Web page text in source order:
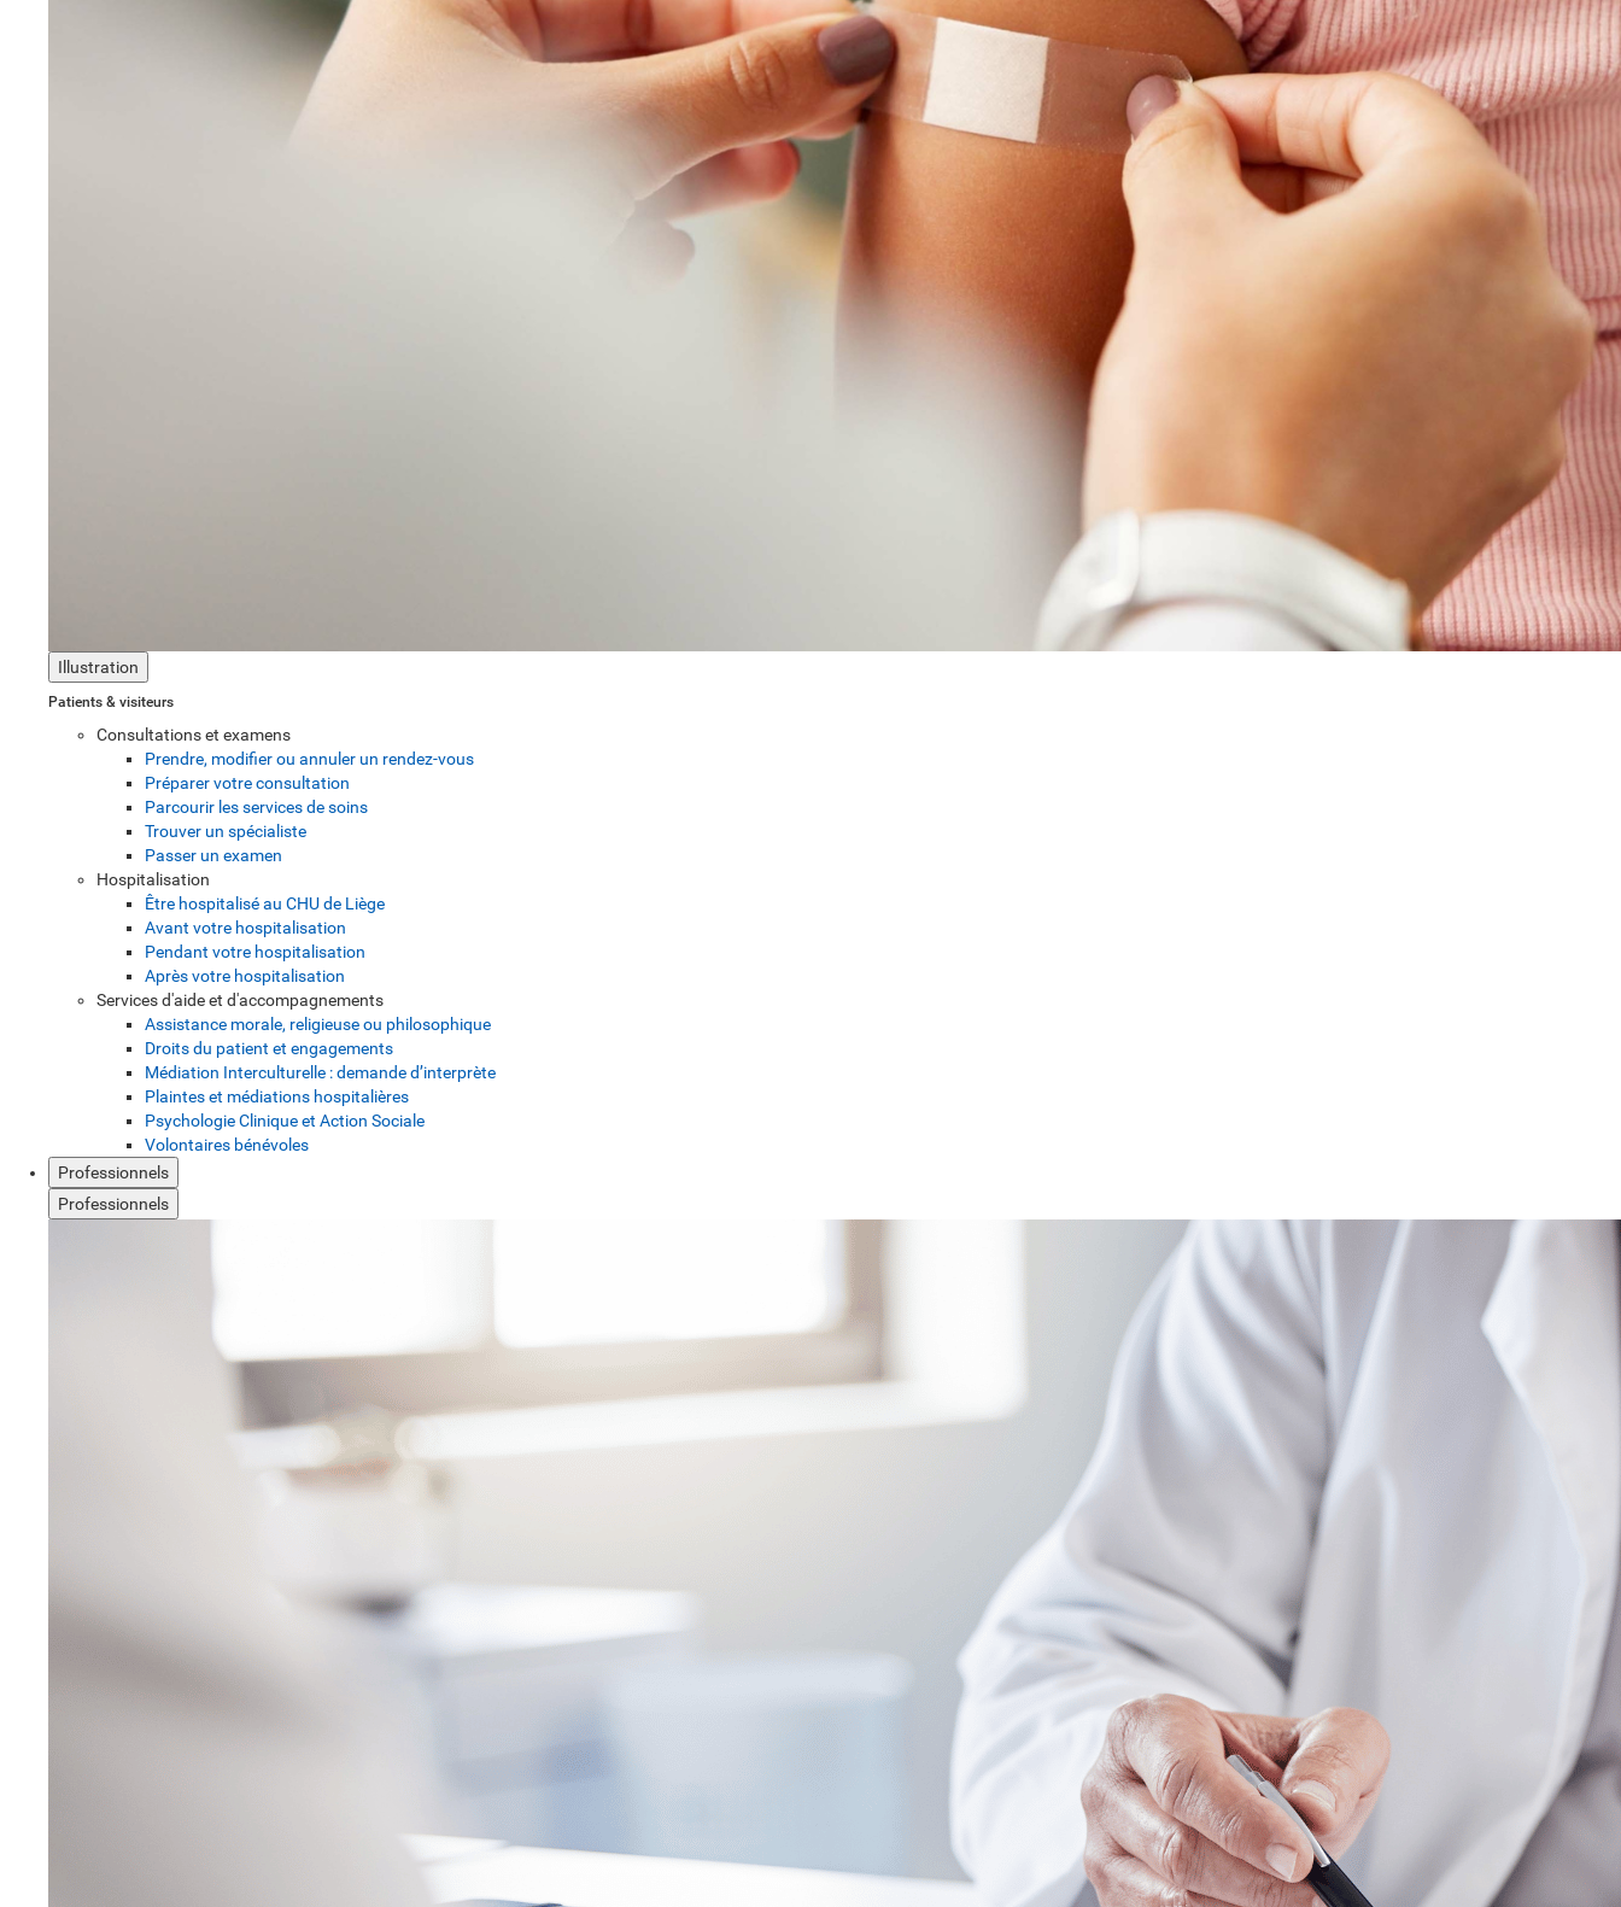
Illustration
Patients & visiteurs
Consultations et examens
Prendre, modifier ou annuler un rendez-vous
Préparer votre consultation
Parcourir les services de soins
Trouver un spécialiste
Passer un examen
Hospitalisation
Être hospitalisé au CHU de Liège
Avant votre hospitalisation
Pendant votre hospitalisation
Après votre hospitalisation
Services d'aide et d'accompagnements
Assistance morale, religieuse ou philosophique
Droits du patient et engagements
Médiation Interculturelle : demande d’interprète
Plaintes et médiations hospitalières
Psychologie Clinique et Action Sociale
Volontaires bénévoles
Professionnels
Professionnels